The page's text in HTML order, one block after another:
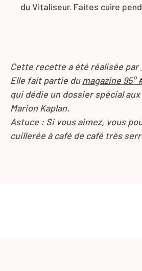
du Vitaliseur. Faites cuire
Cette recette a été réalisée par
Elle fait partie dumagazine 95°
qui dédie un dossier spécial
Marion Kaplan.
Astuce : Si vous aimez, vous
cuillerée à café de café très